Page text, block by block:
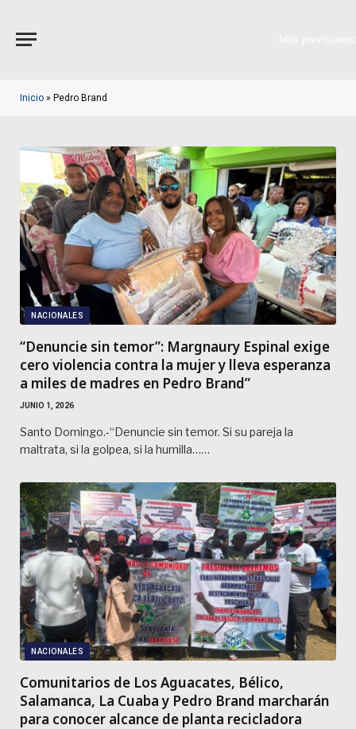
Inicio » Pedro Brand
NACIONALES
“Denuncie sin temor”: Margnaury Espinal exige
cero violencia contra la mujer y lleva esperanza
a miles de madres en Pedro Brand”
JUNIO 1, 2026
Santo Domingo.-“Denuncie sin temor. Si su pareja la
maltrata, si la golpea, si la humilla……
NACIONALES
Comunitarios de Los Aguacates, Bélico,
Salamanca, La Cuaba y Pedro Brand marcharán
para conocer alcance de planta recicladora